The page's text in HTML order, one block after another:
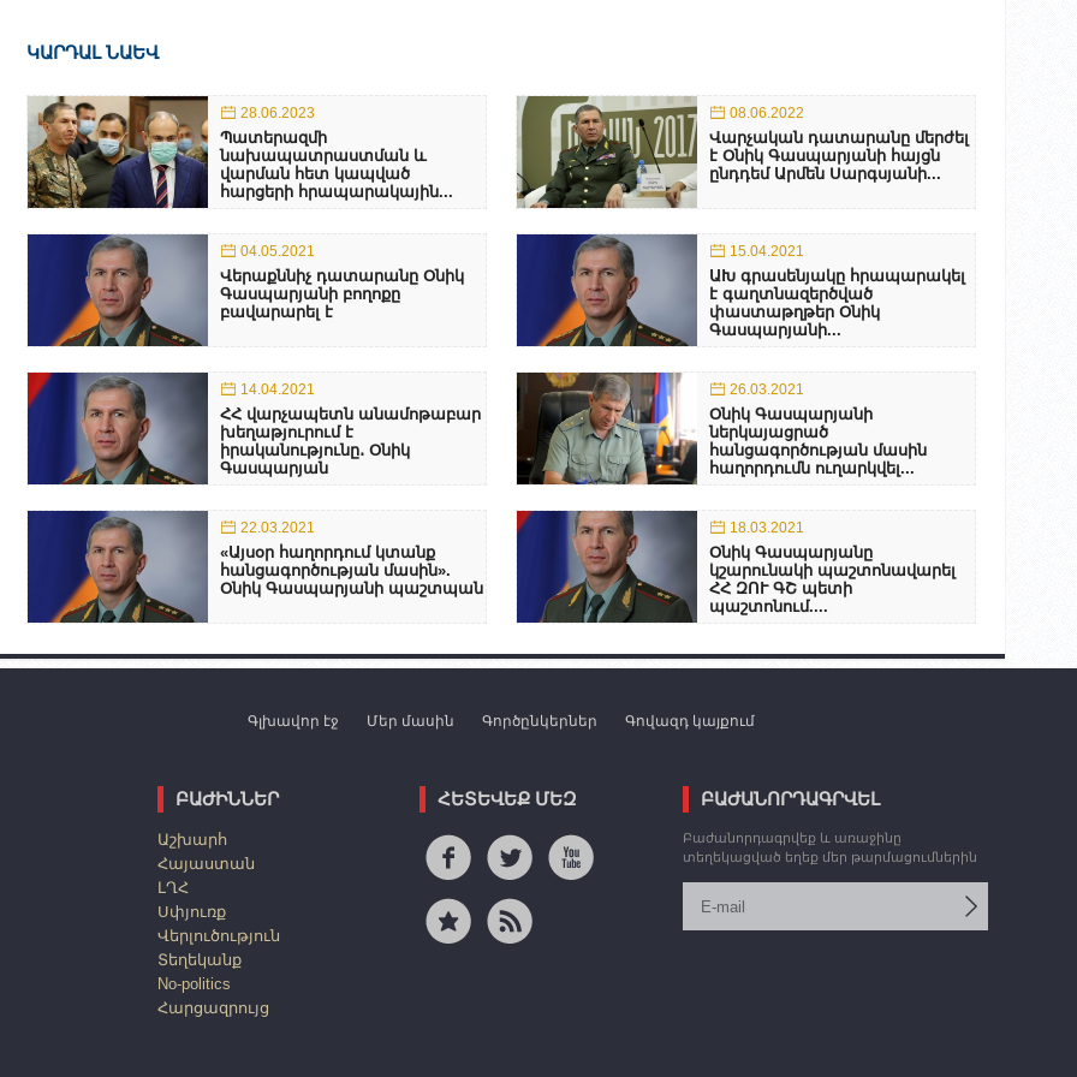
ԿԱՐԴԱԼ ՆԱԵՎ
28.06.2023
Պատերազմի
նախապատրաստման և
վարման հետ կապված
հարցերի հրապարակային...
08.06.2022
Վարչական դատարանը մերժել
է Օնիկ Գասպարյանի հայցն
ընդդեմ Արմեն Սարգսյանի...
04.05.2021
Վերաքննիչ դատարանը Օնիկ
Գասպարյանի բողոքը
բավարարել է
15.04.2021
ԱԽ գրասենյակը հրապարակել
է գաղտնազերծված
փաստաթղթեր Օնիկ
Գասպարյանի...
14.04.2021
ՀՀ վարչապետն անամոթաբար
խեղաթյուրում է
իրականությունը․ Օնիկ
Գասպարյան
26.03.2021
Օնիկ Գասպարյանի
ներկայացրած
հանցագործության մասին
հաղորդումն ուղարկվել...
22.03.2021
«Այսօր հաղորդում կտանք
հանցագործության մասին».
Օնիկ Գասպարյանի պաշտպան
18.03.2021
Օնիկ Գասպարյանը
կշարունակի պաշտոնավարել
ՀՀ ԶՈՒ ԳՇ պետի
պաշտոնում....
Գլխավոր էջ Մեր մասին Գործընկերներ Գովազդ կայքում
ԲԱԺԻՆՆԵՐ
Աշխարհ
Հայաստան
ԼՂՀ
Սփյուռք
Վերլուծություն
Տեղեկանք
No-politics
Հարցազրույց
ՀԵՏԵՎԵՔ ՄԵԶ ԲԱԺԱՆՈՐԴԱԳՐՎԵԼ
Բաժանորդագրվեք և առաջինը
տեղեկացված եղեք մեր թարմացումներին